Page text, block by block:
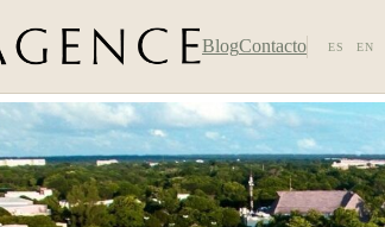
BlogContacto ES EN